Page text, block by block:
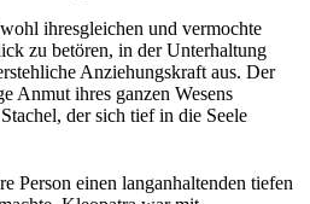
ihresgleichen und vermochte
zu betören, in der Unterhaltung
Anziehungskraft aus. Der
Anmut ihres ganzen Wesens
der sich tief in die Seele
Person einen langanhaltenden tiefen